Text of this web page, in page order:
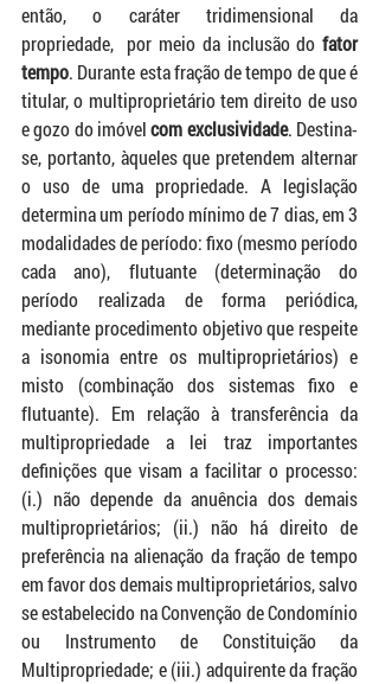
então, o caráter tridimensional da
propriedade,  por meio da inclusão do fator
tempo. Durante esta fração de tempo de que é
titular, o multiproprietário tem direito de uso
e gozo do imóvel com exclusividade. Destina-
se, portanto, àqueles que pretendem alternar
o uso de uma propriedade. A legislação
determina um período mínimo de 7 dias, em 3
modalidades de período: fixo (mesmo período
cada ano), flutuante (determinação do
período realizada de forma periódica,
mediante procedimento objetivo que respeite
a isonomia entre os multiproprietários) e
misto (combinação dos sistemas fixo e
flutuante). Em relação à transferência da
multipropriedade a lei traz importantes
definições que visam a facilitar o processo:
(i.) não depende da anuência dos demais
multiproprietários; (ii.) não há direito de
preferência na alienação da fração de tempo
em favor dos demais multiproprietários, salvo
se estabelecido na Convenção de Condomínio
ou Instrumento de Constituição da
Multipropriedade; e (iii.) adquirente da fração